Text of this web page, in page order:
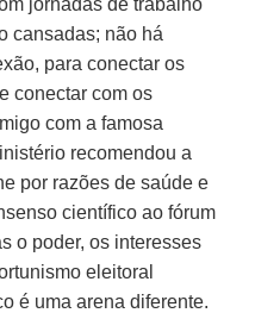
cansadas; não há
para conectar os
conectar com os
com a famosa
recomendou a
por razões de saúde e
científico ao fórum
o poder, os interesses
eleitoral
é uma arena diferente.